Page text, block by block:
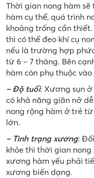
Thời gian nong hàm
hàm cụ thể, quá trình
khoảng trống cần
thì có thể đeo khí cụ
nếu là trường hợp
từ 6 – 7 tháng. Bên
hàm còn phụ thuộc
– Độ tuổi: Xương sụn
có khả năng giãn nở
nong rộng hàm ở trẻ
lớn.
– Tình trạng xương:
khỏe thì thời gian
xương hàm yếu phải
xương biến dạng.